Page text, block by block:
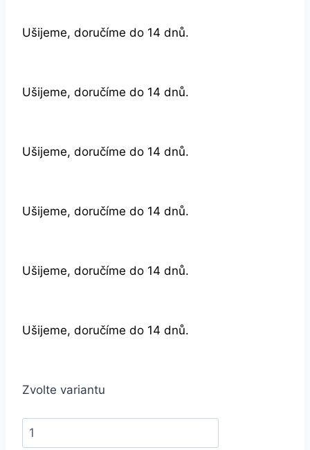
Ušijeme, doručíme do 14 dnů.
Ušijeme, doručíme do 14 dnů.
Ušijeme, doručíme do 14 dnů.
Ušijeme, doručíme do 14 dnů.
Ušijeme, doručíme do 14 dnů.
Ušijeme, doručíme do 14 dnů.
Zvolte variantu